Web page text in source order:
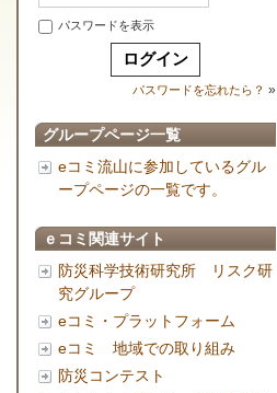
パスワードを表示
パスワードを忘れたら？ »
グループページ一覧
eコミ流山に参加しているグル
ープページの一覧です。
ｅコミ関連サイト
防災科学技術研究所 リスク研
究グループ
eコミ・プラットフォーム
eコミ 地域での取り組み
防災コンテスト